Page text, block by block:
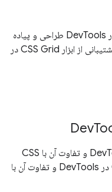
چگونه ما پشتیبانی از ابزار CSS Grid را در DevTools طراحی و پیاده
سازی کردیم. نحوه طراحی و پیاده سازی پشتیبانی از ابزار CSS Grid در
نحوه پشتیبانی ما از CSS-in-JS در DevTools و تفاوت آن با CSS
معمولی. نحوه پشتیبانی ما از CSS-in-JS در DevTools و تفاوت آن با